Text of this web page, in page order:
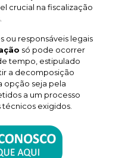
crucial na fiscalização
ou responsáveis legais
só pode ocorrer
tempo, estipulado
a decomposição
opção seja pela
a um processo
exigidos.